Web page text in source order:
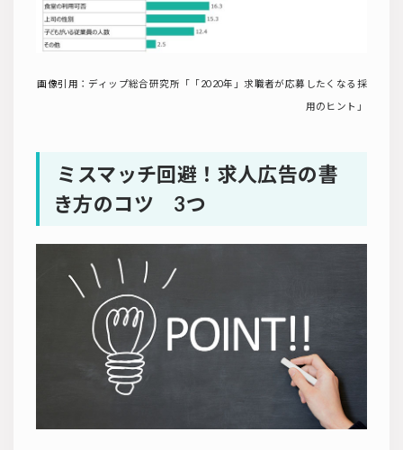
画像引用： ディップ総合研究所「「2020年」求職者が応募したくなる採
用のヒント」
ミスマッチ回避！求人広告の書
き方のコツ 3つ